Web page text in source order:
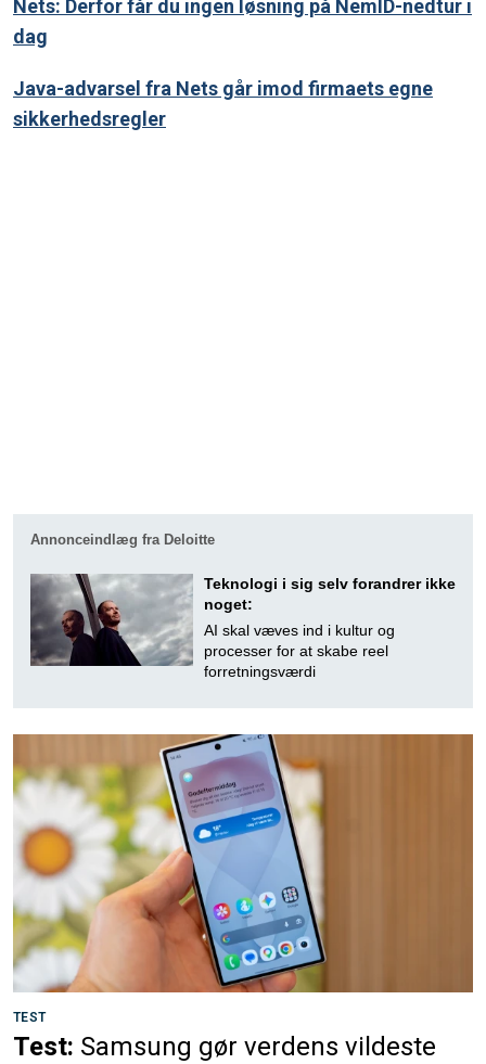
Nets: Derfor får du ingen løsning på NemID-nedtur i
dag
Java-advarsel fra Nets går imod firmaets egne
sikkerhedsregler
Annonceindlæg fra Deloitte
Teknologi i sig selv forandrer ikke
noget:
AI skal væves ind i kultur og
processer for at skabe reel
forretningsværdi
TEST
Test: Samsung gør verdens vildeste